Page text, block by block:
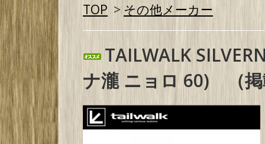
TOP > その他メーカー
TAILWALK
ナ瀧 ニョロ 60) （掲